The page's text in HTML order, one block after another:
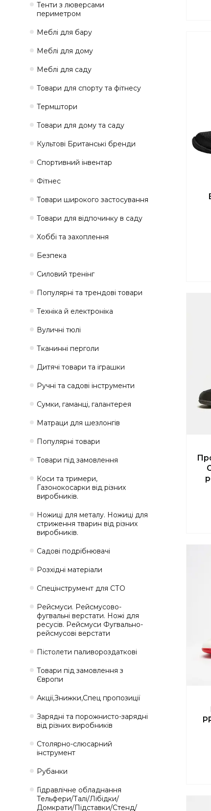
Тенти з люверсами
периметром
Меблі для бару
Меблі для дому
Меблі для саду
Товари для спорту та фітнесу
Термштори
Товари для дому та саду
Культові Британські бренди
Спортивний інвентар
Фітнес
Товари широкого застосування
Товари для відпочинку в саду
Хоббі та захоплення
Безпека
Силовий тренінг
Популярні та трендові товари
Техніка й електроніка
Вуличні тюлі
Тканинні перголи
Дитячі товари та іграшки
Ручні та садові інструменти
Сумки, гаманці, галантерея
Матраци для шезлонгів
Популярні товари
Товари під замовлення
Коси та тримери,
Газонокосарки від різних
виробників.
Ножиці для металу. Ножиці для
стриження тварин від різних
виробників.
Садові подрібнювачі
Розхідні матеріали
Спецінструмент для СТО
Рейсмуси. Рейсмусово-
фугвальні верстати. Ножі для
ресусів. Рейсмуси Фугвально-
рейсмусові верстати
Пістолети паливороздаткові
Товари під замовлення з
Європи
Акції,Знижки,Спец пропозиції
Зарядні та порожнисто-зарядні
від різних виробників
Столярно-слюсарний
інструмент
Рубанки
Гідравлічне обладнання
Тельфери/Талі/Лібідки/
Домкрати/Підставки/Стенд/